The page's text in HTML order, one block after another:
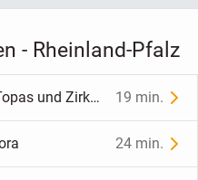
- Rheinland-Pfalz
Ohrringe in 14 Karat Gold mit Topas und Zirkon 19 min.
24 min.